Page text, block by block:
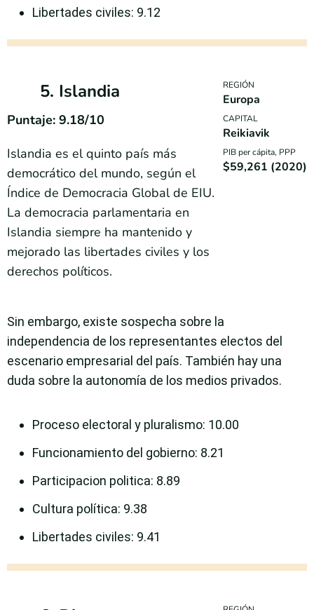
Libertades civiles: 9.12
5. Islandia
Puntaje: 9.18/10
Islandia es el quinto país más
democrático del mundo, según el
Índice de Democracia Global de EIU.
La democracia parlamentaria en
Islandia siempre ha mantenido y
mejorado las libertades civiles y los
derechos políticos.
REGIÓN
Europa
CAPITAL
Reikiavik
PIB per cápita, PPP
$59,261 (2020)
Sin embargo, existe sospecha sobre la
independencia de los representantes electos del
escenario empresarial del país. También hay una
duda sobre la autonomía de los medios privados.
Proceso electoral y pluralismo: 10.00
Funcionamiento del gobierno: 8.21
Participacion politica: 8.89
Cultura política: 9.38
Libertades civiles: 9.41